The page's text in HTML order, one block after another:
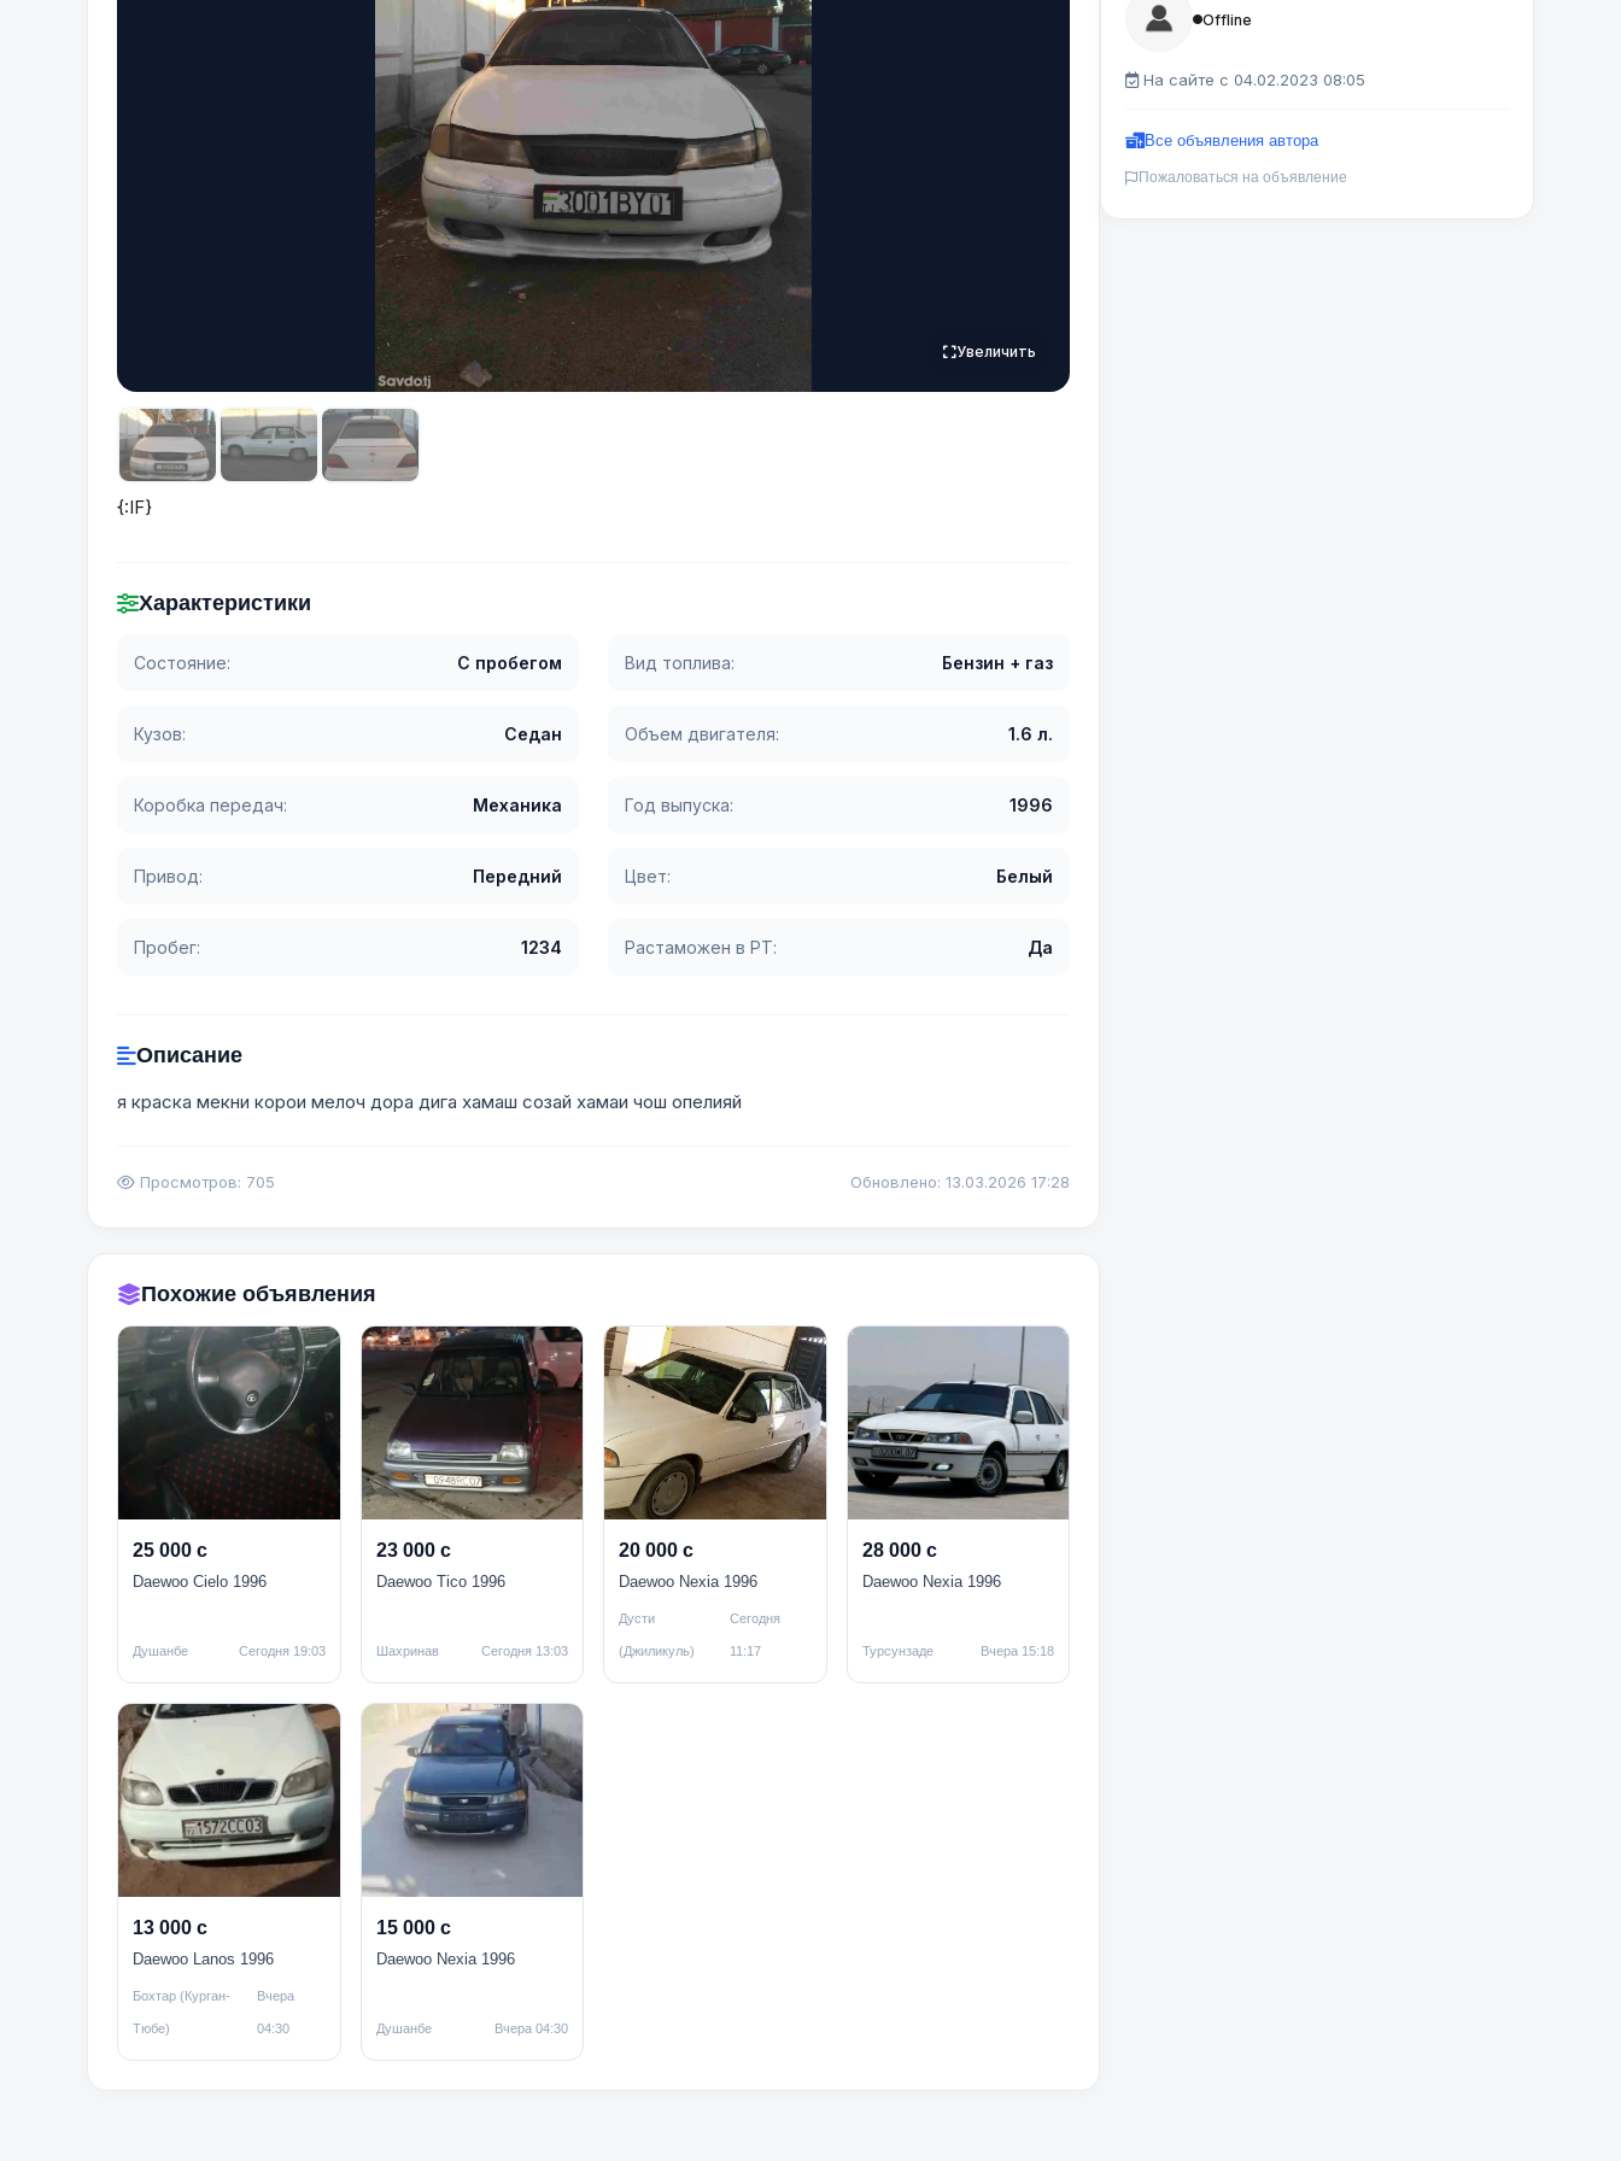
Увеличить
{:IF}
Характеристики
Состояние: С пробегом Вид топлива: Бензин + газ
Кузов: Седан Объем двигателя: 1.6 л.
Коробка передач: Механика Год выпуска: 1996
Привод: Передний Цвет: Белый
Пробег: 1234 Растаможен в РТ: Да
Описание
я краска мекни корои мелоч дора дига хамаш созай хамаи чош опелияй
Просмотров: 705 Обновлено: 13.03.2026 17:28
Похожие объявления
25 000 с
Daewoo Cielo 1996
Душанбе Сегодня 19:03
23 000 с
Daewoo Tico 1996
Шахринав Сегодня 13:03
20 000 с
Daewoo Nexia 1996
Дусти
(Джиликуль)
Сегодня
11:17
28 000 с
Daewoo Nexia 1996
Турсунзаде Вчера 15:18
13 000 с
Daewoo Lanos 1996
Бохтар (Курган-
Тюбе)
Вчера
04:30
15 000 с
Daewoo Nexia 1996
Душанбе Вчера 04:30
Offline
На сайте с 04.02.2023 08:05
Все объявления автора
Пожаловаться на объявление